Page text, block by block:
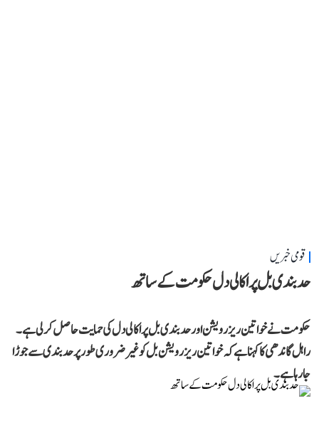
قومی خبریں
حد بندی بل پر اکالی دل حکومت کے ساتھ
حکومت نے خواتین ریزرویشن اور حد بندی بل پر اکالی دل کی حمایت حاصل کر لی ہے۔
راہل گاندھی کا کہنا ہے کہ خواتین ریزرویشن بل کو غیر ضروری طور پر حد بندی سے جوڑا
جا رہا ہے۔